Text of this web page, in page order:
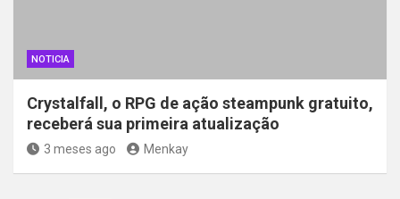
NOTICIA
Crystalfall, o RPG de ação steampunk gratuito,
receberá sua primeira atualização
3 meses ago Menkay